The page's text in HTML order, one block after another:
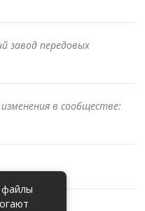
завод передовых
в сообществе: